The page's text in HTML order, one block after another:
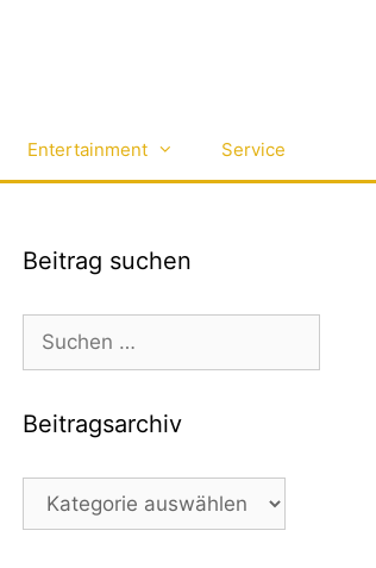
Entertainment Service
Beitrag suchen
Suchen
nach:
Beitragsarchiv
Beitragsarchiv